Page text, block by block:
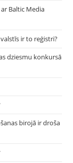
Baltic Media
ir to reģistri?
dziesmu konkursā
birojā ir droša